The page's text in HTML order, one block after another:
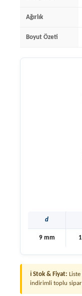
Ağırlık
Boyut Özeti
d
9 mm
ℹ Stok & Fiyat:
indirimli toplu